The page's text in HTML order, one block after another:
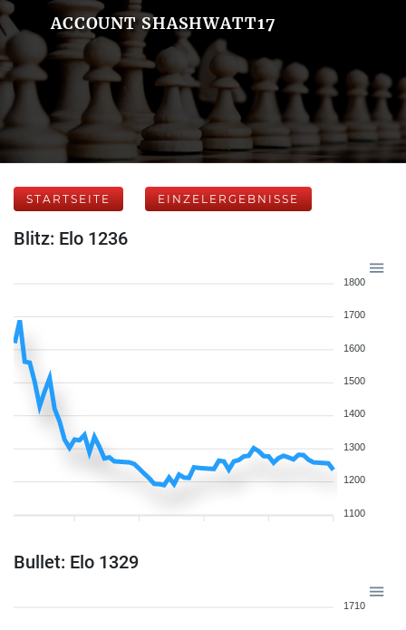
ACCOUNT SHASHWATT17
STARTSEITE EINZELERGEBNISSE
Blitz: Elo 1236
1800
1700
1600
1500
1400
1300
1200
1100
Bullet: Elo 1329
1710